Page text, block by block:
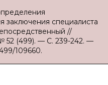
заключения специалиста
//
(499). — С. 239-242. —
109660.